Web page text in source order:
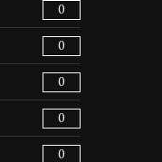
0
0
0
0
0